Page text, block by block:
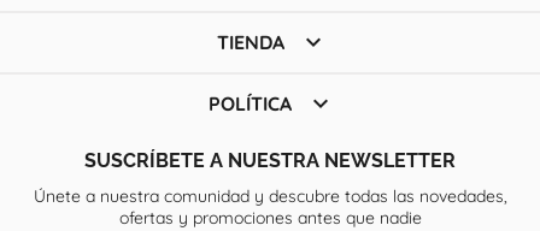
TIENDA 
POLÍTICA 
SUSCRÍBETE A NUESTRA NEWSLETTER
Únete a nuestra comunidad y descubre todas las novedades,
ofertas y promociones antes que nadie